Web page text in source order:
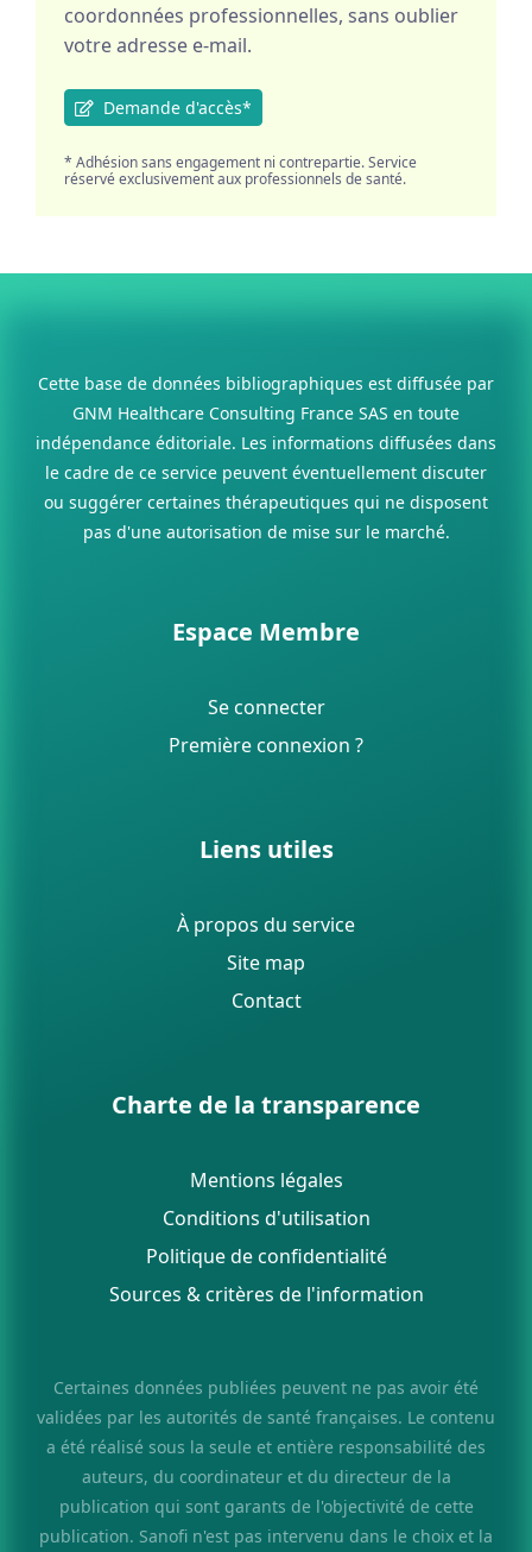
coordonnées professionnelles, sans oublier
votre adresse e-mail.
Demande d'accès*
* Adhésion sans engagement ni contrepartie. Service
réservé exclusivement aux professionnels de santé.
Cette base de données bibliographiques est diffusée par
GNM Healthcare Consulting France SAS en toute
indépendance éditoriale. Les informations diffusées dans
le cadre de ce service peuvent éventuellement discuter
ou suggérer certaines thérapeutiques qui ne disposent
pas d'une autorisation de mise sur le marché.
Espace Membre
Se connecter
Première connexion ?
Liens utiles
À propos du service
Site map
Contact
Charte de la transparence
Mentions légales
Conditions d'utilisation
Politique de confidentialité
Sources & critères de l'information
Certaines données publiées peuvent ne pas avoir été
validées par les autorités de santé françaises. Le contenu
a été réalisé sous la seule et entière responsabilité des
auteurs, du coordinateur et du directeur de la
publication qui sont garants de l'objectivité de cette
publication. Sanofi n'est pas intervenu dans le choix et la